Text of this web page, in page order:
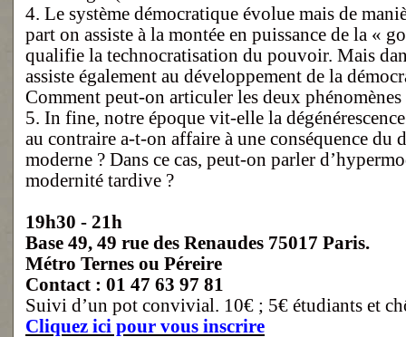
4. Le système démocratique évolue mais de
part on assiste à la montée en puissance de la «
qualifie la technocratisation du pouvoir. Mais
assiste également au développement de la
Comment peut-on articuler les deux phénomènes
5. In fine, notre époque vit-elle la
au contraire a-t-on affaire à une conséquence du
moderne ? Dans ce cas, peut-on parler
modernité tardive ?
19h30 - 21h
Base 49, 49 rue des Renaudes 75017 Paris.
Métro Ternes ou Péreire
Contact : 01 47 63 97 81
Suivi d’un pot convivial. 10€ ; 5€ étudiants et
Cliquez ici pour vous inscrire